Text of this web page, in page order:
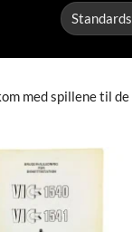
med spillene til de